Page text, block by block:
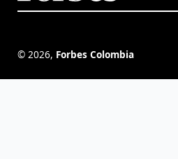
© 2026, Forbes Colombia